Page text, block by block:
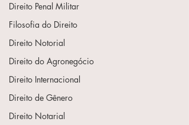
Direito Penal Militar
Filosofia do Direito
Direito Notorial
Direito do Agronegócio
Direito Internacional
Direito de Gênero
Direito Notarial